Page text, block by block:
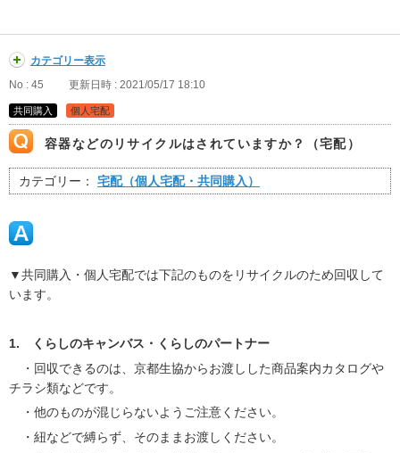
カテゴリー表示
No : 45
更新日時 : 2021/05/17 18:10
共同購入 個人宅配
容器などのリサイクルはされていますか？（宅配）
カテゴリー： 宅配（個人宅配・共同購入）
▼共同購入・個人宅配では下記のものをリサイクルのため回収して
います。
1. くらしのキャンバス・くらしのパートナー
・回収できるのは、京都生協からお渡しした商品案内カタログや
チラシ類などです。
・他のものが混じらないようご注意ください。
・紐などで縛らず、そのままお渡しください。